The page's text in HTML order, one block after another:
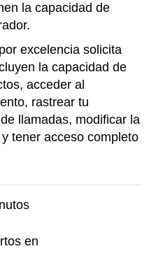
la capacidad de
excelencia solicita
la capacidad de
acceder al
rastrear tu
llamadas, modificar la
tener acceso completo
en